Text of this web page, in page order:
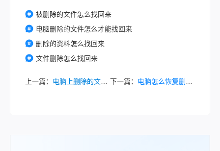
被删除的文件怎么找回来
电脑删除的文件怎么才能找回来
删除的资料怎么找回来
文件删除怎么找回来
上一篇： 电脑上删除的文件怎么找回来？从基础到专业，拯救你的数据! 下一篇： 电脑怎么恢复删除的文件？7种常用高效方法详解！